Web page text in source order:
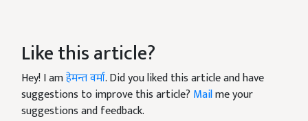
Like this article?
Hey! I amहेमन्त वर्मा. Did you liked this article and have
suggestions to improve this article? Mailme your
suggestions and feedback.